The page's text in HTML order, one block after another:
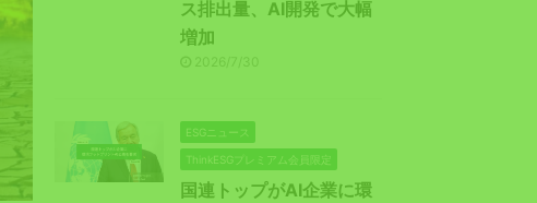
ス排出量、AI開発で大幅
増加
2026/7/30
ESGニュース
ThinkESGプレミアム会員限定
国連トップがAI企業に環